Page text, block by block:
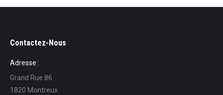
Contactez-Nous
Adresse :
Grand Rue 86
1820 Montreux